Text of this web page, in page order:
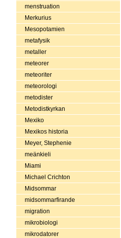
menstruation
Merkurius
Mesopotamien
metafysik
metaller
meteorer
meteoriter
meteorologi
metodister
Metodistkyrkan
Mexiko
Mexikos historia
Meyer, Stephenie
meänkieli
Miami
Michael Crichton
Midsommar
midsommarfirande
migration
mikrobiologi
mikrodatorer